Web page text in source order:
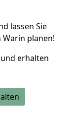
lassen Sie
planen!
und erhalten